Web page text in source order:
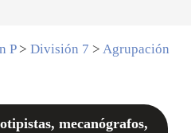
P> División 7 > Agrupación
mecanógrafos,